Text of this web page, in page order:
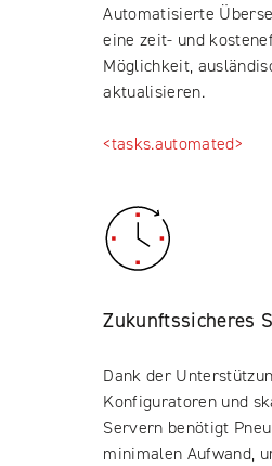
Automatisierte
eine zeit- und
Möglichkeit,
aktualisieren.
<tasks.automated>
Zukunftssicheres
Dank der
Konfiguratoren und
Servern benötigt
minimalen Aufwand,